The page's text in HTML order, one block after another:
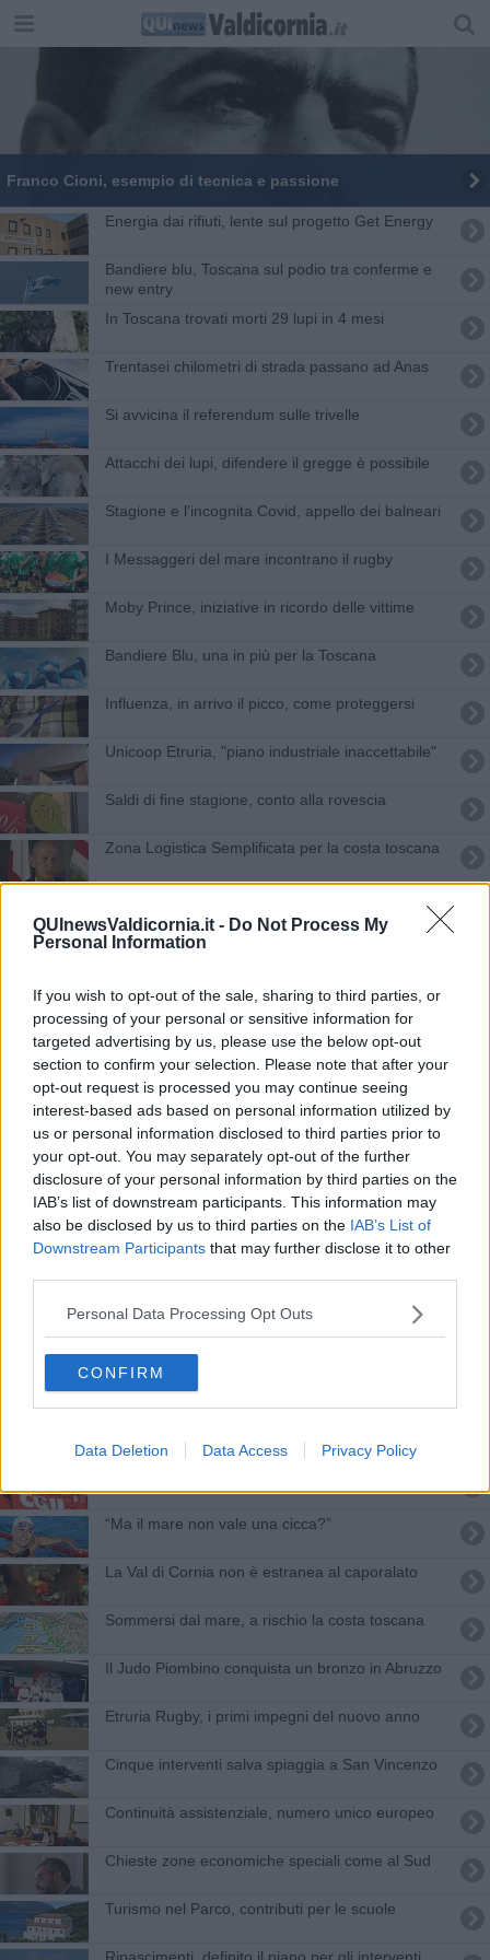
QUInewsValdicornia.it - Do Not Process My
Personal Information
If you wish to opt-out of the sale, sharing to third parties, or
processing of your personal or sensitive information for
targeted advertising by us, please use the below opt-out
section to confirm your selection. Please note that after your
opt-out request is processed you may continue seeing
interest-based ads based on personal information utilized by
us or personal information disclosed to third parties prior to
your opt-out. You may separately opt-out of the further
disclosure of your personal information by third parties on the
IAB’s list of downstream participants. This information may
also be disclosed by us to third parties on the IAB’s List of
Downstream Participants that may further disclose it to other
Personal Data Processing Opt Outs
CONFIRM
Data Deletion Data Access Privacy Policy
Franco Cioni, esempio di tecnica e passione
Energia dai rifiuti, lente sul progetto Get Energy
Bandiere blu, Toscana sul podio tra conferme e
new entry
In Toscana trovati morti 29 lupi in 4 mesi
Trentasei chilometri di strada passano ad Anas
Si avvicina il referendum sulle trivelle
Attacchi dei lupi, difendere il gregge è possibile
Stagione e l'incognita Covid, appello dei balneari
I Messaggeri del mare incontrano il rugby
Moby Prince, iniziative in ricordo delle vittime
Bandiere Blu, una in più per la Toscana
Influenza, in arrivo il picco, come proteggersi
Unicoop Etruria, "piano industriale inaccettabile"
Saldi di fine stagione, conto alla rovescia
Zona Logistica Semplificata per la costa toscana
Riprofilatura arenili demaniali, verso i lavori
Da due storiche cooperative nasce Unicoop
Etruria
Sindaci contro: i piccoli comuni alzano la voce
“Nuovo picco di contagi colpisce il sistema”
Parco alla memoria delle vittime del Moby Prince
Alla Dog Beach arriva il camper degli animali
Vento, mareggiate e neve, nuova allerta in
Toscana
Riprofilatura arenili, "traguardo eccezionale"
Bandiera Blu confermata in Val di Cornia
“Ma il mare non vale una cicca?”
La Val di Cornia non è estranea al caporalato
Sommersi dal mare, a rischio la costa toscana
Il Judo Piombino conquista un bronzo in Abruzzo
Etruria Rugby, i primi impegni del nuovo anno
Cinque interventi salva spiaggia a San Vincenzo
Continuità assistenziale, numero unico europeo
Chieste zone economiche speciali come al Sud
Turismo nel Parco, contributi per le scuole
Ripascimenti, definito il piano per gli interventi